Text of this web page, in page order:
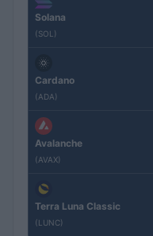
Solana
(SOL)
Cardano
(ADA)
Avalanche
(AVAX)
Terra Luna Classic
(LUNC)